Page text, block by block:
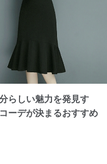
らしい魅力を発見す
ーデが決まるおすすめ